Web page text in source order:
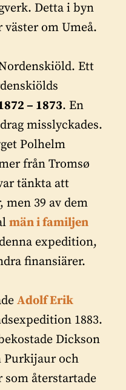
Detta i byn
om Umeå.
Ett
– 1873. En
misslyckades.
Polhelm
från Tromsø
tänkta att
men 39 av dem
män i familjen
expedition,
finansiärer.
Adolf Erik
1883.
Dickson
Purkijaur och
återstartade